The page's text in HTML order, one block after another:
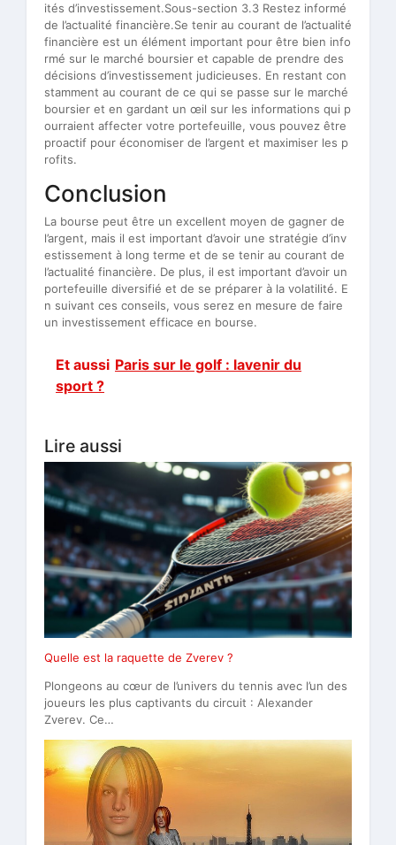
ités d’investissement.Sous-section 3.3 Restez informé
de l’actualité financière.Se tenir au courant de l’actualité
financière est un élément important pour être bien info
rmé sur le marché boursier et capable de prendre des
décisions d’investissement judicieuses. En restant con
stamment au courant de ce qui se passe sur le marché
boursier et en gardant un œil sur les informations qui p
ourraient affecter votre portefeuille, vous pouvez être
proactif pour économiser de l’argent et maximiser les p
rofits.
Conclusion
La bourse peut être un excellent moyen de gagner de
l’argent, mais il est important d’avoir une stratégie d’inv
estissement à long terme et de se tenir au courant de
l’actualité financière. De plus, il est important d’avoir un
portefeuille diversifié et de se préparer à la volatilité. E
n suivant ces conseils, vous serez en mesure de faire
un investissement efficace en bourse.
Et aussi Paris sur le golf : lavenir du
sport ?
Lire aussi
Quelle est la raquette de Zverev ?
Plongeons au cœur de l’univers du tennis avec l’un des
joueurs les plus captivants du circuit : Alexander
Zverev. Ce…